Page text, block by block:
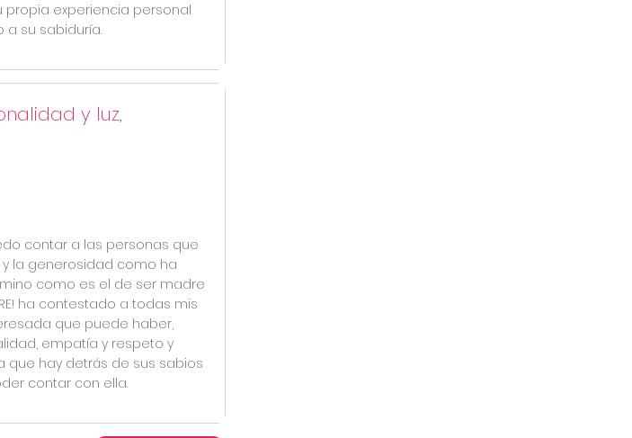
propia experiencia personal
su sabiduría.
y luz,
contar a las personas que
la generosidad como ha
como es el de ser madre
ha contestado a todas mis
que puede haber,
empatía y respeto y
que hay detrás de sus sabios
contar con ella.